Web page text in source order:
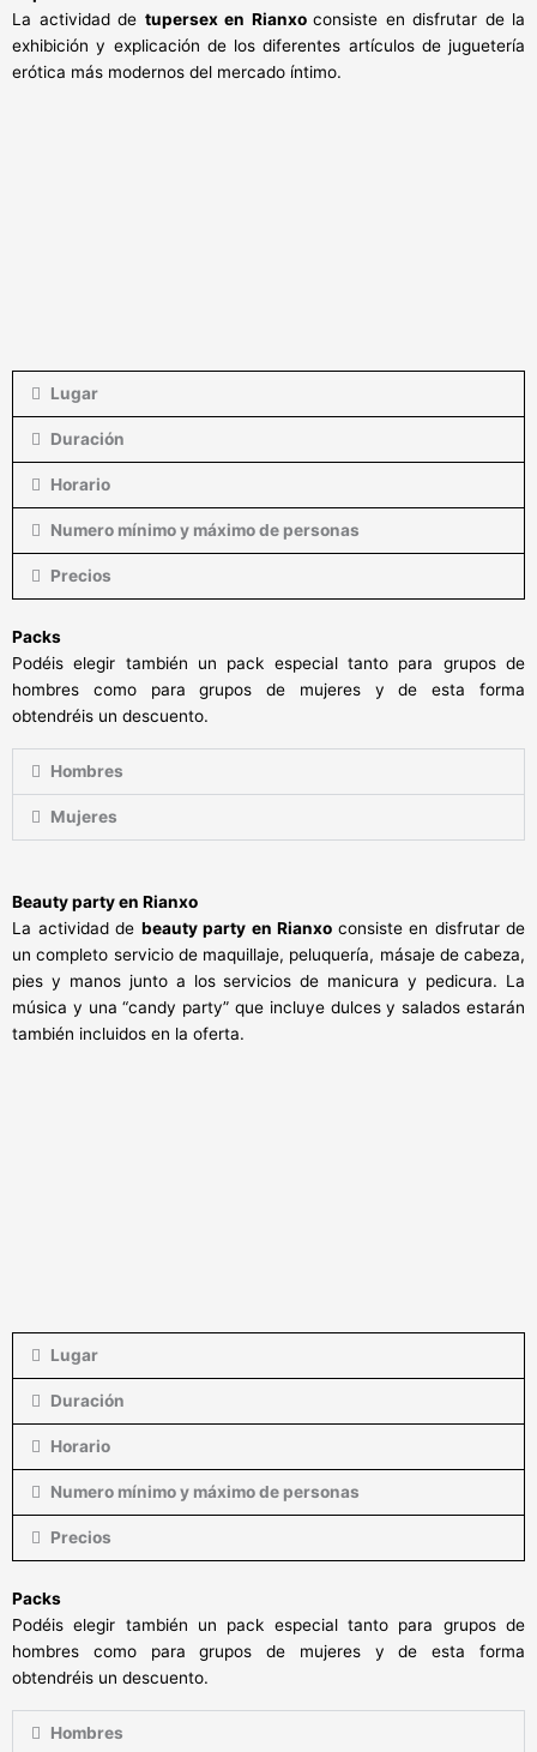
La actividad de tupersex en Rianxo consiste en disfrutar de la
exhibición y explicación de los diferentes artículos de juguetería
erótica más modernos del mercado íntimo.
Lugar
Duración
Horario
Numero mínimo y máximo de personas
Precios
Packs
Podéis elegir también un pack especial tanto para grupos de
hombres como para grupos de mujeres y de esta forma
obtendréis un descuento.
Hombres
Mujeres
Beauty party en Rianxo
La actividad de beauty party en Rianxo consiste en disfrutar de
un completo servicio de maquillaje, peluquería, másaje de cabeza,
pies y manos junto a los servicios de manicura y pedicura. La
música y una “candy party” que incluye dulces y salados estarán
también incluidos en la oferta.
Lugar
Duración
Horario
Numero mínimo y máximo de personas
Precios
Packs
Podéis elegir también un pack especial tanto para grupos de
hombres como para grupos de mujeres y de esta forma
obtendréis un descuento.
Hombres